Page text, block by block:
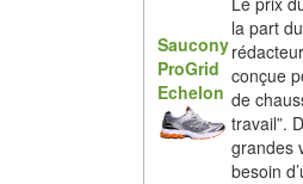
Saucony
ProGrid
Echelon
la part
conçue
de
travail”.
grandes
besoin